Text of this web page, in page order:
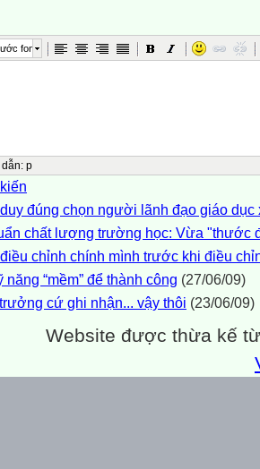
font
: p
đúng chọn người lãnh đạo giáo
chất lượng trường học: Vừa "thước
chỉnh chính mình trước khi điều
năng “mềm” để thành công (27/06/09)
cứ ghi nhận... vậy thôi (23/06/09)
Website được thừa kế